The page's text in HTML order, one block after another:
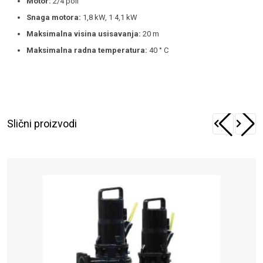
Snaga motora: 1,8 kW, 1 4,1 kW
Maksimalna visina usisavanja: 20 m
Maksimalna radna temperatura: 40 ° C
Slični proizvodi